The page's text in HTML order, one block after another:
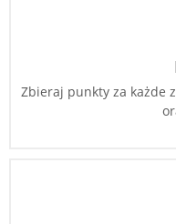
Zbieraj punkty za każde